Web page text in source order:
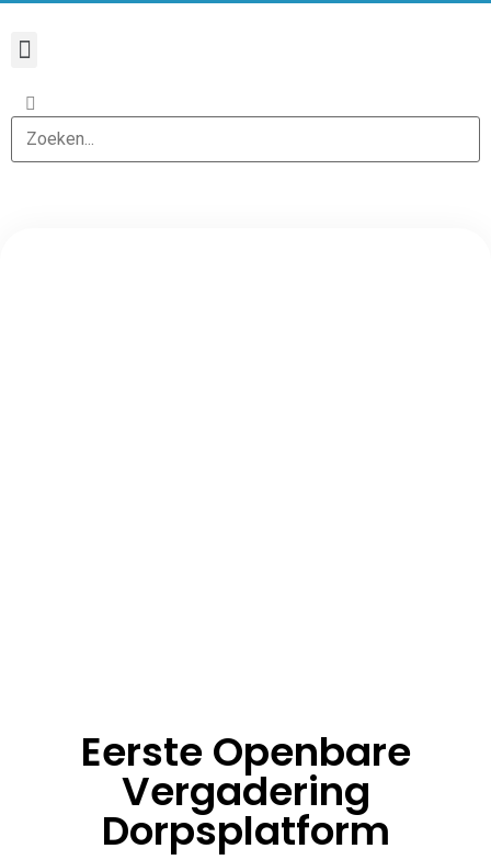
Eerste Openbare
Vergadering
Dorpsplatform